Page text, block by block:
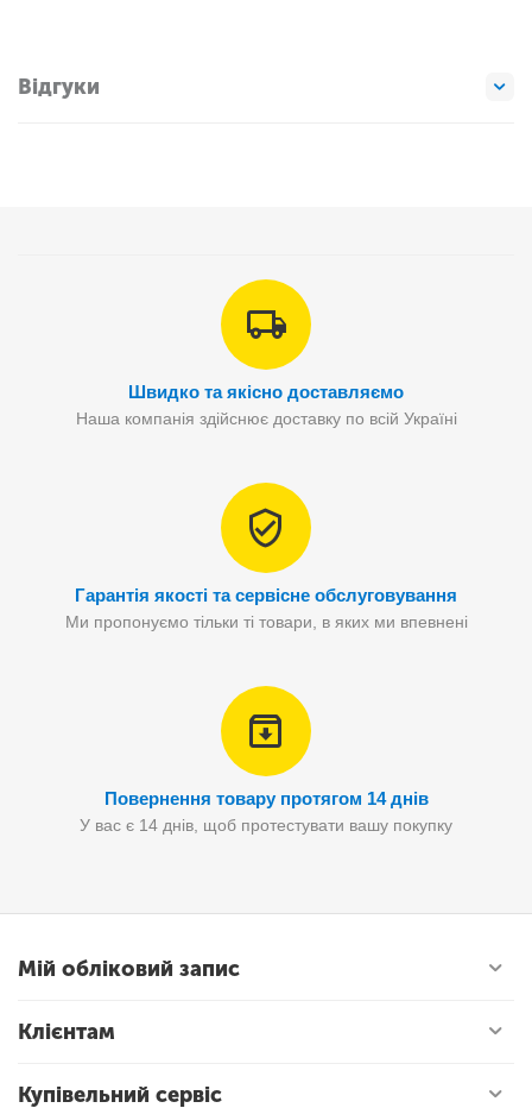
Відгуки
Швидко та якісно доставляємо
Наша компанія здійснює доставку по всій Україні
Гарантія якості та сервісне обслуговування
Ми пропонуємо тільки ті товари, в яких ми впевнені
Повернення товару протягом 14 днів
У вас є 14 днів, щоб протестувати вашу покупку
Мій обліковий запис
Клієнтам
Купівельний сервіс